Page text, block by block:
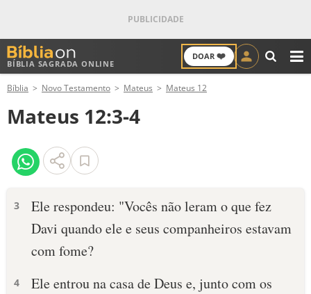
BÍBLIA SAGRADA ONLINE
DOAR ❤️
ANTIGO TESTAMENTO
NOVO TESTAMENTO
VERSÍCULOS
PALAVRA DO DIA
Bíblia Novo Testamento Mateus Mateus 12
Mateus 12:3-4
3
Ele respondeu: "Vocês não leram o que fez
Davi quando ele e seus companheiros estavam
com fome?
4
Ele entrou na casa de Deus e, junto com os